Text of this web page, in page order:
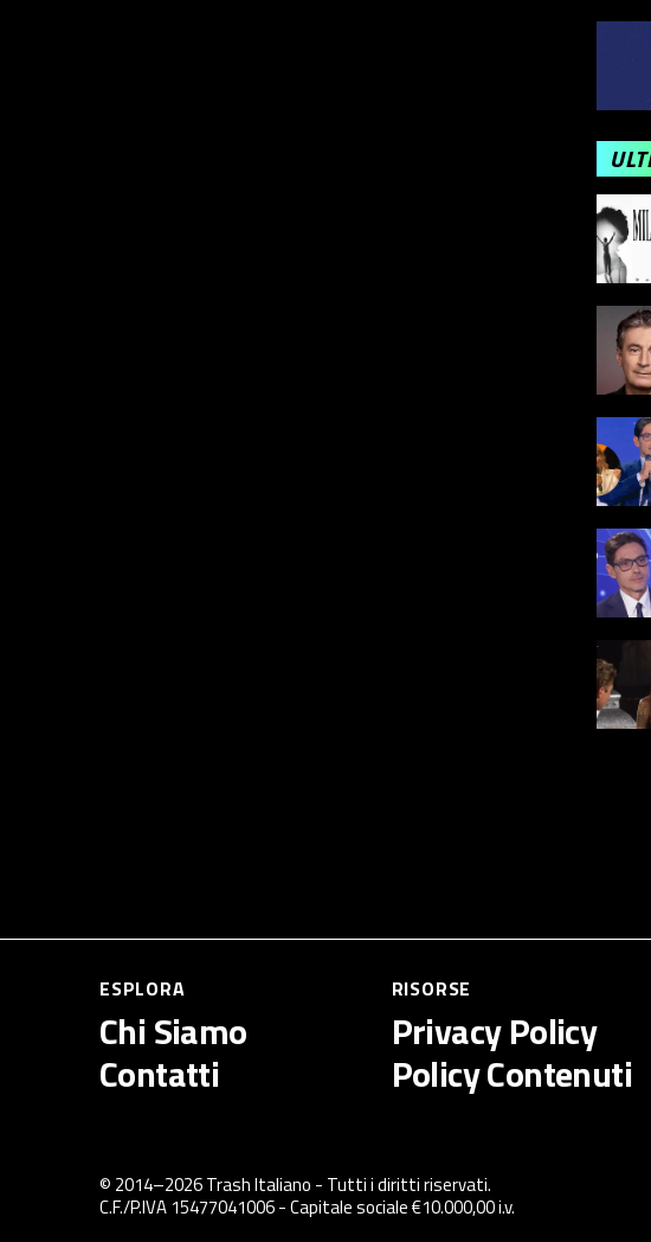
ESPLORA
Chi Siamo
Contatti
RISORSE
Privacy Policy
Policy Contenuti
© 2014–2026Trash Italiano - Tutti i diritti riservati.
C.F./P.IVA 15477041006 - Capitale sociale €10.000,00 i.v.